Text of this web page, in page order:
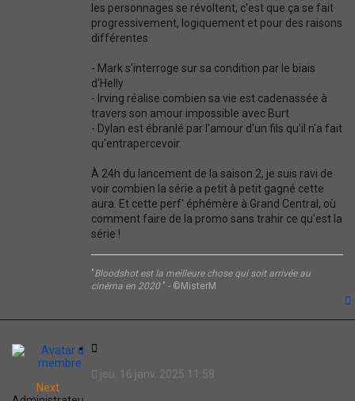
les personnages se révoltent, c'est que ça se fait
progressivement, logiquement et pour des raisons
différentes
- Mark s'interroge sur sa condition par le biais
d'Helly
- Irving réalise combien sa vie est cadenassée à
travers son amour impossible avec Burt
- Dylan est ébranlé par l'amour d'un fils qu'il n'a fait
qu’entrapercevoir.
À 24h du lancement de la saison 2, je suis ravi de
voir combien la série a petit à petit gagné cette
aura. Et cette perf' éphémère à Grand Central, où
comment faire de la promo sans trahir ce qu'est la
série !
"Bloodshot est la meilleure chose qui soit arrivée au
cinéma en 2020 " - ©MisterM
Next
tjeu. 16 janv. 2025 11:58